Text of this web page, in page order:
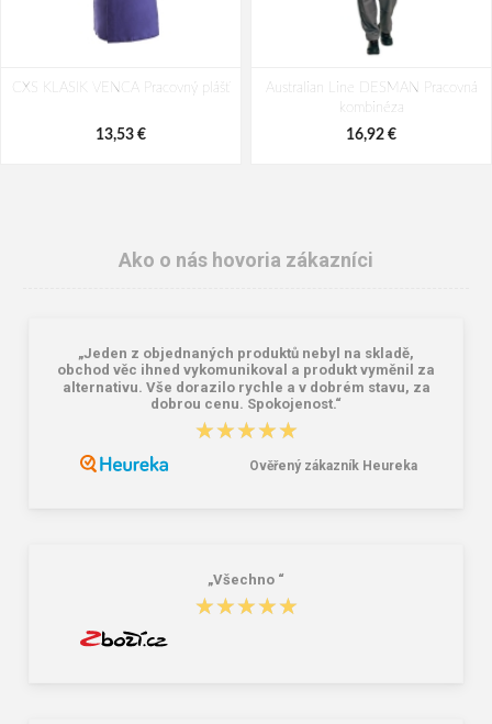
CXS KLASIK VENCA Pracovný plášť
13,53 €
Australian Line DESMAN Pracovná
kombinéza
16,92 €
Opasek ARDON®IRESIN khaki
11,36 €
Polokošile ARDON®ZIDYN khaki
12,55 €
Ako o nás hovoria zákazníci
„Jeden z objednaných produktů nebyl na skladě,
obchod věc ihned vykomunikoval a produkt vyměnil za
alternativu. Vše dorazilo rychle a v dobrém stavu, za
dobrou cenu. Spokojenost.“
★★★★★
★★★★★
Ověřený zákazník Heureka
„Všechno “
★★★★★
★★★★★